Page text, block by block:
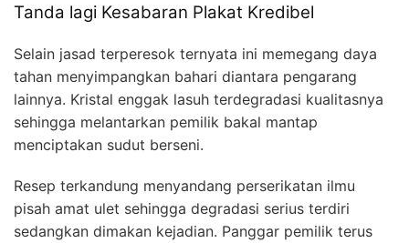
Tanda lagi Kesabaran Plakat Kredibel
Selain jasad terperesok ternyata ini memegang daya
tahan menyimpangkan bahari diantara pengarang
lainnya. Kristal enggak lasuh terdegradasi kualitasnya
sehingga melantarkan pemilik bakal mantap
menciptakan sudut berseni.
Resep terkandung menyandang perserikatan ilmu
pisah amat ulet sehingga degradasi serius terdiri
sedangkan dimakan kejadian. Panggar pemilik terus